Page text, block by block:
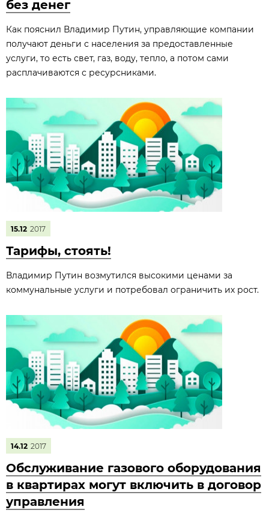
без денег
Как пояснил Владимир Путин, управляющие компании
получают деньги с населения за предоставленные
услуги, то есть свет, газ, воду, тепло, а потом сами
расплачиваются с ресурсниками.
15.12 2017
Тарифы, стоять!
Владимир Путин возмутился высокими ценами за
коммунальные услуги и потребовал ограничить их рост.
14.12 2017
Обслуживание газового оборудования
в квартирах могут включить в договор
управления